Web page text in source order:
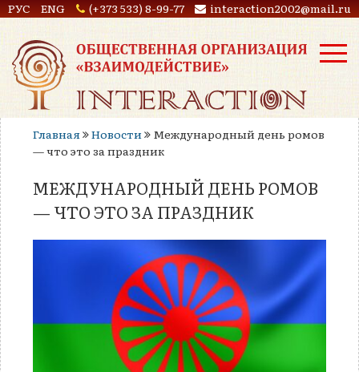
РУС ENG (+373 533) 8-99-77 interaction2002@mail.ru
Главная Новости
Международный день ромов
— что это за праздник
МЕЖДУНАРОДНЫЙ ДЕНЬ РОМОВ
— ЧТО ЭТО ЗА ПРАЗДНИК